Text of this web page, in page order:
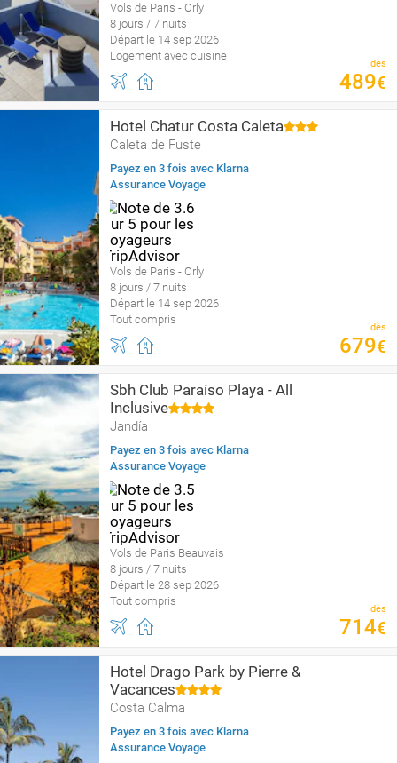
Vols de Paris - Orly
8 jours / 7 nuits
Départ le 14 sep 2026
Logement avec cuisine
dès
489€
Hotel Chatur Costa Caleta
Caleta de Fuste
Payez en 3 fois avec Klarna
Assurance Voyage
Vols de Paris - Orly
8 jours / 7 nuits
Départ le 14 sep 2026
Tout compris
dès
679€
Sbh Club Paraíso Playa - All
Inclusive
Jandía
Payez en 3 fois avec Klarna
Assurance Voyage
Vols de Paris Beauvais
8 jours / 7 nuits
Départ le 28 sep 2026
Tout compris
dès
714€
Hotel Drago Park by Pierre &
Vacances
Costa Calma
Payez en 3 fois avec Klarna
Assurance Voyage